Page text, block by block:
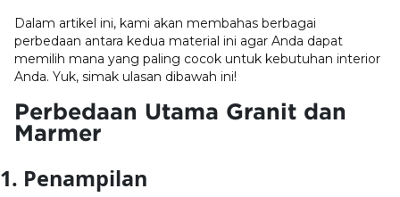
Dalam artikel ini, kami akan membahas berbagai
perbedaan antara kedua material ini agar Anda dapat
memilih mana yang paling cocok untuk kebutuhan interior
Anda. Yuk, simak ulasan dibawah ini!
Perbedaan Utama Granit dan
Marmer
1. Penampilan